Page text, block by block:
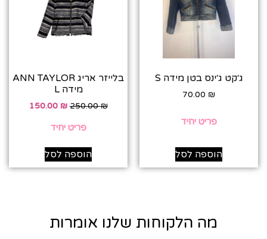
ג׳קט ג׳ינס בטן מידה S
70.00 ₪
פריט יחיד
הוספה לסל
בלייזר אריג ANN TAYLOR
מידה L
250.00₪
150.00 ₪
פריט יחיד
הוספה לסל
מה הלקוחות שלנו אומרות